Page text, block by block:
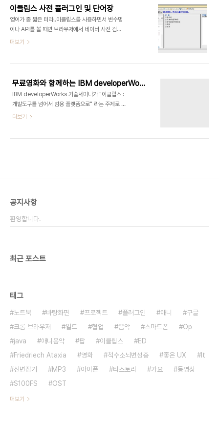
은 어쩔 ..
사용한 DB 쿼리 실행 유틸리티 거의 모든 DB환경에
서 별도의 DB 프로그램 인스톨 없이 원격 DB 접근
가능) SVN :
http://subclipse.tigris.org/update_1.6.x 서
브버전 플러그인 입니다.(1.6 버전대 이죠. 갈릴레오
드 해 주어야 합니다. 이클립스 사전 플러그인 및 단
이클립스 사전 플러그인 및 단어장
영어가 좀 짧은 터라..이클립스를 사용하면서 변수명
이나 API를 볼 때면 브라우저에서 네이버 사전 검색
을 했었습니다. 헌데 오늘 급작시레 귀차니즘이 참을
이미 우물 파신분이 계신겁니다. 자 그럼 오아시스를
향하여.. ㄷㄷ "이클립스용 네이버 사전 플러그인"입
니다. 에디터에서 원하는 단어를 선택 후 마우스 오른
쪽 클릭 "영한사전 검색"을 클릭하시면 view가 뜨게
됩니다. 사용법은 더 이상 말 할 필요가 없겠네요. ^^
든 사전 기능(영영, 국어, 한자, 일어, 중국어 등)이 모
더보기
무료영화와 함께하는 IBM developerWorks 기술세미나
IBM developerWorks 기술세미나가 "이클립스 :
개발도구를 넘어서 범용 플랫폼으로" 라는 주제로 열
리게 되었습니다. 이번에 특별히 영화관에서 하게되
립스라는 하나의 플랫폼은 그 것으로 끝나지 않습니
떻게 만드느냐에 따라 다양한 개발툴이 될..
더보기
공지사항
환영합니다.
최근 포스트
태그
노트북 바탕화면 프로젝트 플러그인 애니
구글
크롬 브라우저
일드 협업 음악 스마트폰
Op
java
애니음악 팝 이클립스
ED
Friedriech Ataxia
영화 척수소뇌변성증 좋은 UX
It
신변잡기
MP3 아이폰 티스토리 가요
동영상
S100FS
OST
더보기